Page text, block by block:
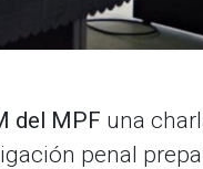
del MPF una
penal